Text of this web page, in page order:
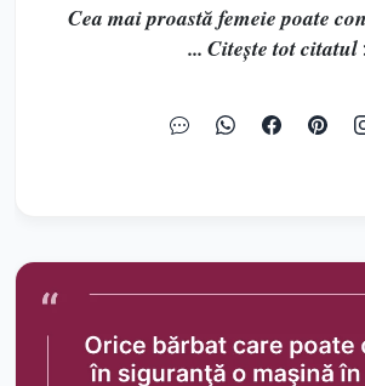
Cea mai proastă femeie poate
... Citește tot citatul